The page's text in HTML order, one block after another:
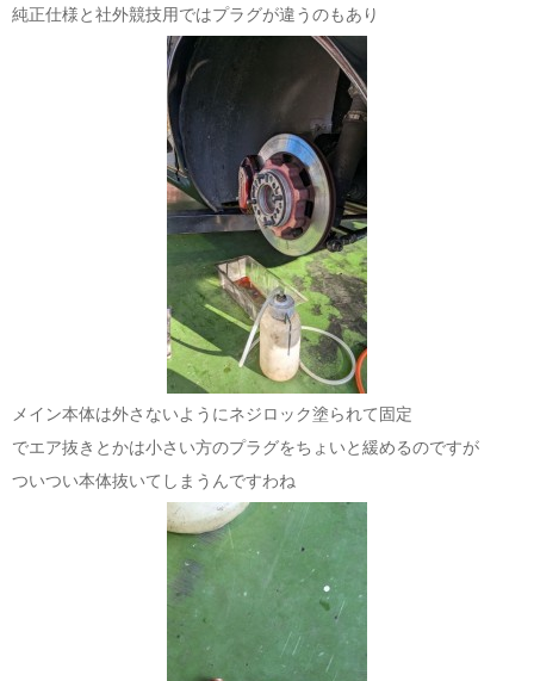
純正仕様と社外競技用ではプラグが違うのもあり
メイン本体は外さないようにネジロック塗られて固定
でエア抜きとかは小さい方のプラグをちょいと緩めるのですが
ついつい本体抜いてしまうんですわね